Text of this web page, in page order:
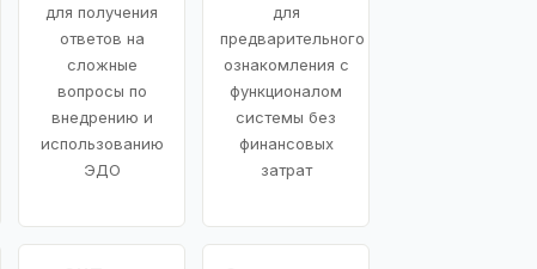
для получения
ответов на
сложные
вопросы по
внедрению и
использованию
ЭДО
для
предварительного
ознакомления с
функционалом
системы без
финансовых
затрат